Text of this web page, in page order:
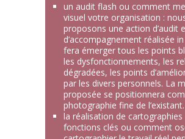
un audit flash ou comment
visuel votre organisation :
proposons une action d’audit
d’accompagnement réalisée
fera émerger tous les points
les dysfonctionnements, les
dégradées, les points
par les divers personnels. La
proposée se positionnera
photographie fine de l’existant.
la réalisation de cartographies
fonctions clés ou comment